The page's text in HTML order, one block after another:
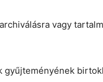
vagy
gyűjteményének